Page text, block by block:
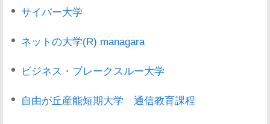
サイバー大学
ネットの大学(R) managara
ビジネス・ブレークスルー大学
自由が丘産能短期大学 通信教育課程